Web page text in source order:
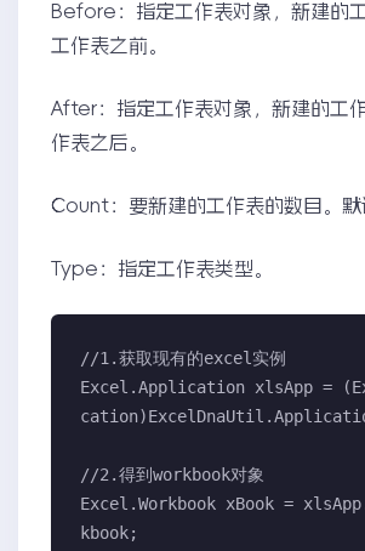
Before：指定工作表对象，新建的
工作表之前。
After：指定工作表对象，新建的工
作表之后。
Count：要新建的工作表的数目。默
Type：指定工作表类型。
//1.获取现有的excel实例
Excel.Application xlsApp =
//2.得到workbook对象
Excel.Workbook xBook =
kbook;